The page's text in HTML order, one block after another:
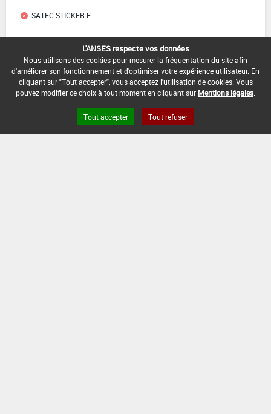
SATEC STICKER E
UMUPRO JARDIN MASTIC A CICATRISER
UMUPRO JARDIN MASTIC A GREFFER
L'ANSES respecte vos données
Nous utilisons des cookies pour mesurer la fréquentation du site afin
d'améliorer son fonctionnement et d'optimiser votre expérience utilisateur. En
cliquant sur "Tout accepter", vous acceptez l'utilisation de cookies. Vous
pouvez modifier ce choix à tout moment en cliquant sur Mentions légales
Tout accepter Tout refuser